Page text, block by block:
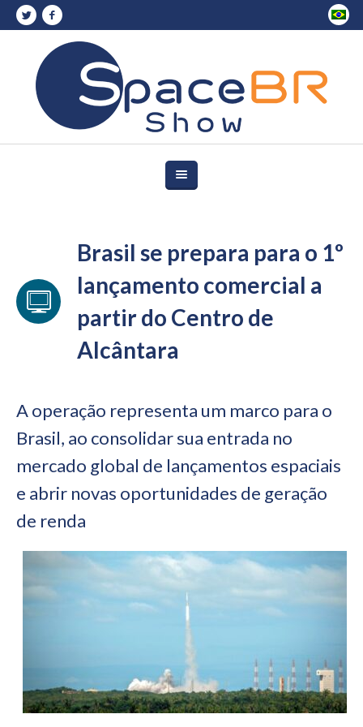
Brasil se prepara para o 1º
lançamento comercial a
partir do Centro de
Alcântara
A operação representa um marco para o
Brasil, ao consolidar sua entrada no
mercado global de lançamentos espaciais
e abrir novas oportunidades de geração
de renda